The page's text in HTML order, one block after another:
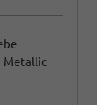
Metallic